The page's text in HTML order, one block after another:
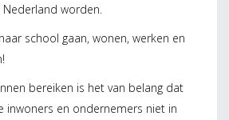
worden.
school gaan, wonen, werken en
bereiken is het van belang dat
inwoners en ondernemers niet in